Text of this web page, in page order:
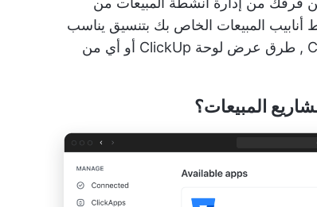
المبيعات الخاص بك بتنسيق يناسب
, طرق عرض لوحة ClickUp
أو أي من